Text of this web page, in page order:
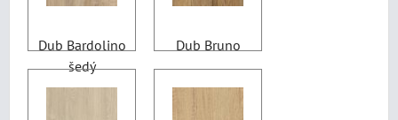
Dub Bardolino
šedý
Dub Bruno